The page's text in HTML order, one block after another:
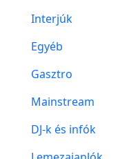
Interjúk
Egyéb
Gasztro
Mainstream
DJ-k és infók